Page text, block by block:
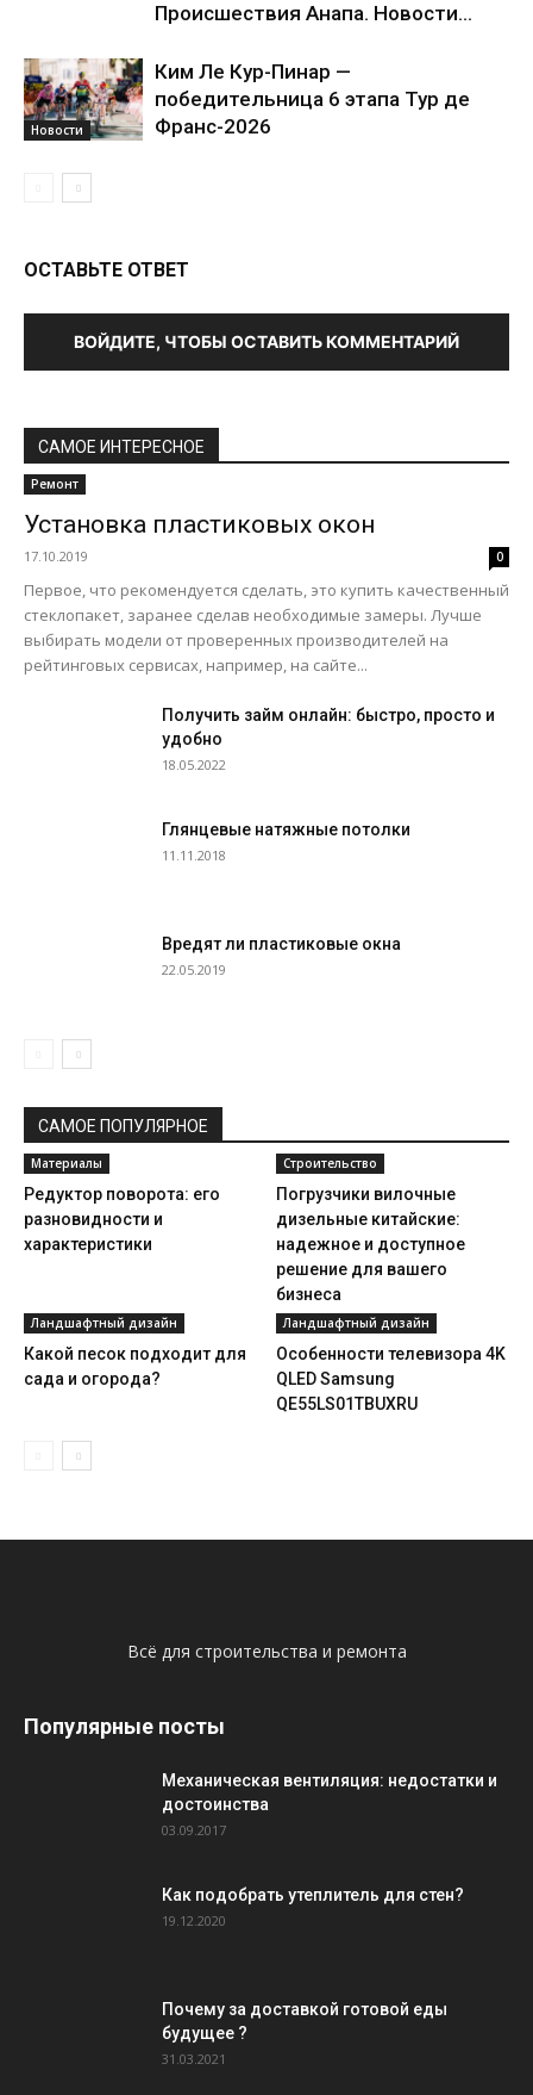
Происшествия Анапа. Новости...
Новости
Ким Ле Кур-Пинар —
победительница 6 этапа Тур де
Франс-2026
ОСТАВЬТЕ ОТВЕТ
ВОЙДИТЕ, ЧТОБЫ ОСТАВИТЬ КОММЕНТАРИЙ
САМОЕ ИНТЕРЕСНОЕ
Ремонт
Установка пластиковых окон
17.10.2019 0
Первое, что рекомендуется сделать, это купить качественный
стеклопакет, заранее сделав необходимые замеры. Лучше
выбирать модели от проверенных производителей на
рейтинговых сервисах, например, на сайте...
Получить займ онлайн: быстро, просто и
удобно
18.05.2022
Глянцевые натяжные потолки
11.11.2018
Вредят ли пластиковые окна
22.05.2019
САМОЕ ПОПУЛЯРНОЕ
Материалы
Редуктор поворота: его
разновидности и
характеристики
Строительство
Погрузчики вилочные
дизельные китайские:
надежное и доступное
решение для вашего
бизнеса
Ландшафтный дизайн
Какой песок подходит для
сада и огорода?
Ландшафтный дизайн
Особенности телевизора 4K
QLED Samsung
QE55LS01TBUXRU
Всё для строительства и ремонта
Популярные посты
Механическая вентиляция: недостатки и
достоинства
03.09.2017
Как подобрать утеплитель для стен?
19.12.2020
Почему за доставкой готовой еды
будущее ?
31.03.2021